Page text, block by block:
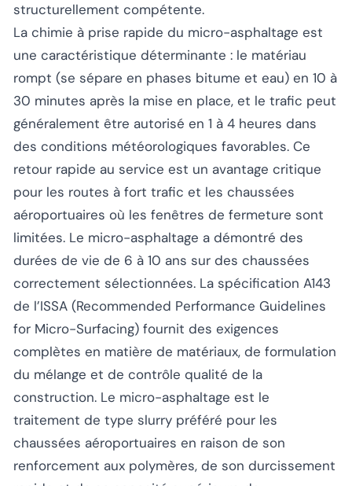
structurellement compétente.
La chimie à prise rapide du micro-asphaltage est
une caractéristique déterminante : le matériau
rompt (se sépare en phases bitume et eau) en 10 à
30 minutes après la mise en place, et le trafic peut
généralement être autorisé en 1 à 4 heures dans
des conditions météorologiques favorables. Ce
retour rapide au service est un avantage critique
pour les routes à fort trafic et les chaussées
aéroportuaires où les fenêtres de fermeture sont
limitées. Le micro-asphaltage a démontré des
durées de vie de 6 à 10 ans sur des chaussées
correctement sélectionnées. La spécification A143
de l’ISSA (Recommended Performance Guidelines
for Micro-Surfacing) fournit des exigences
complètes en matière de matériaux, de formulation
du mélange et de contrôle qualité de la
construction. Le micro-asphaltage est le
traitement de type slurry préféré pour les
chaussées aéroportuaires en raison de son
renforcement aux polymères, de son durcissement